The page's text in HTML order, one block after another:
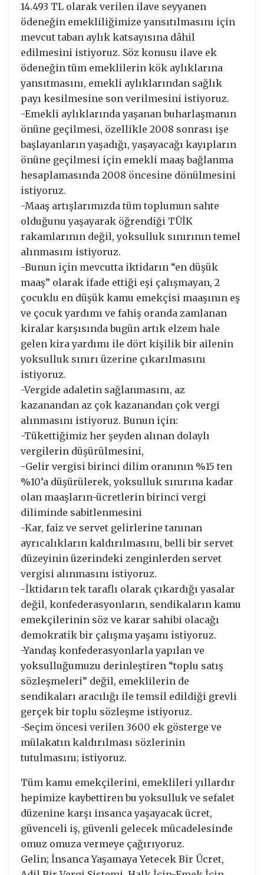
14.493 TL olarak verilen ilave seyyanen
ödeneğin emekliliğimize yansıtılmasını için
mevcut taban aylık katsayısına dâhil
edilmesini istiyoruz. Söz konusu ilave ek
ödeneğin tüm emeklilerin kök aylıklarına
yansıtmasını, emekli aylıklarından sağlık
payı kesilmesine son verilmesini istiyoruz.
-Emekli aylıklarında yaşanan buharlaşmanın
önüne geçilmesi, özellikle 2008 sonrası işe
başlayanların yaşadığı, yaşayacağı kayıpların
önüne geçilmesi için emekli maaş bağlanma
hesaplamasında 2008 öncesine dönülmesini
istiyoruz.
-Maaş artışlarımızda tüm toplumun sahte
olduğunu yaşayarak öğrendiği TÜİK
rakamlarının değil, yoksulluk sınırının temel
alınmasını istiyoruz.
-Bunun için mevcutta iktidarın “en düşük
maaş” olarak ifade ettiği eşi çalışmayan, 2
çocuklu en düşük kamu emekçisi maaşının eş
ve çocuk yardımı ve fahiş oranda zamlanan
kiralar karşısında bugün artık elzem hale
gelen kira yardımı ile dört kişilik bir ailenin
yoksulluk sınırı üzerine çıkarılmasını
istiyoruz.
-Vergide adaletin sağlanmasını, az
kazanandan az çok kazanandan çok vergi
alınmasını istiyoruz. Bunun için:
-Tükettiğimiz her şeyden alınan dolaylı
vergilerin düşürülmesini,
-Gelir vergisi birinci dilim oranının %15 ten
%10’a düşürülerek, yoksulluk sınırına kadar
olan maaşların-ücretlerin birinci vergi
diliminde sabitlenmesini
-Kar, faiz ve servet gelirlerine tanınan
ayrıcalıkların kaldırılmasını, belli bir servet
düzeyinin üzerindeki zenginlerden servet
vergisi alınmasını istiyoruz.
-İktidarın tek taraflı olarak çıkardığı yasalar
değil, konfederasyonların, sendikaların kamu
emekçilerinin söz ve karar sahibi olacağı
demokratik bir çalışma yaşamı istiyoruz.
-Yandaş konfederasyonlarla yapılan ve
yoksulluğumuzu derinleştiren “toplu satış
sözleşmeleri” değil, emeklilerin de
sendikaları aracılığı ile temsil edildiği grevli
gerçek bir toplu sözleşme istiyoruz.
-Seçim öncesi verilen 3600 ek gösterge ve
mülakatın kaldırılması sözlerinin
tutulmasını; istiyoruz.
Tüm kamu emekçilerini, emeklileri yıllardır
hepimize kaybettiren bu yoksulluk ve sefalet
düzenine karşı insanca yaşayacak ücret,
güvenceli iş, güvenli gelecek mücadelesinde
omuz omuza vermeye çağırıyoruz.
Gelin; İnsanca Yaşamaya Yetecek Bir Ücret,